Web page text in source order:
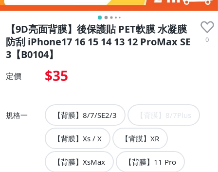
【9D亮面背膜】後保護貼 PET軟膜 水凝膜
防刮 iPhone17 16 15 14 13 12 ProMax SE
3【B0104】
0
定價 $35
規格一 【背膜】8/7/SE2/3 【背膜】8/7Plus
【背膜】Xs / X 【背膜】XR
【背膜】XsMax 【背膜】11 Pro